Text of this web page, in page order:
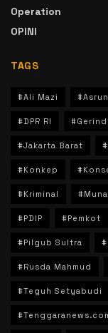
Operation
OPINI
TAGS
#Ali Mazi #Asrun
#DPR RI
#Jakarta Barat
#Konkep
#Kriminal #Muna
#PDIP #Pemkot
#Pilgub Sultra
#Rusda Mahmud
#Teguh Setyabudi